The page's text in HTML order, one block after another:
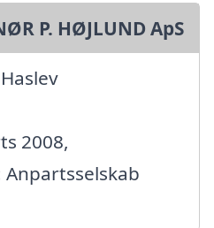
P. HØJLUND ApS
2008,